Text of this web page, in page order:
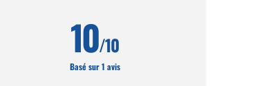
10/10
Basé sur 1 avis